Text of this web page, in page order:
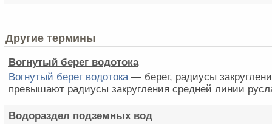
Другие термины
Вогнутый берег водотока
Вогнутый берег водотока— берег, радиусы
превышают радиусы закругления средней линии
Водораздел подземных вод